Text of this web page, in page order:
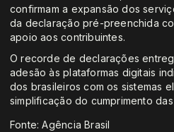
confirmam a expansão dos
da declaração pré-preenchida
apoio aos contribuintes.
O recorde de declarações
adesão às plataformas digitais
dos brasileiros com os sistemas
simplificação do cumprimento
Fonte: Agência Brasil